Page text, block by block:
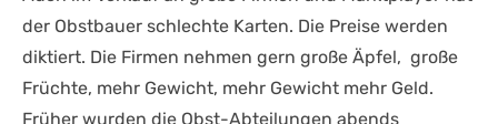
der Obstbauer schlechte Karten. Die Preise werden
diktiert. Die Firmen nehmen gern große Äpfel, große
Früchte, mehr Gewicht, mehr Gewicht mehr Geld.
Früher wurden die Obst-Abteilungen abends